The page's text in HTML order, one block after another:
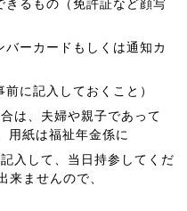
きるもの（免許証など顔写
ーカードもしくは通知カ
に記入しておくこと）
は、夫婦や親子であって
用紙は福祉年金係に
して、当日持参してくだ
来ませんので、